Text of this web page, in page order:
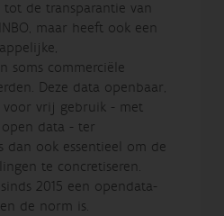
de transparantie van
maar heeft ook een
soms commerciële
Deze data openbaar,
voor vrij gebruik - met
data - ter
dan ook essentieel om de
te concretiseren.
2015 een opendata-
de norm is.